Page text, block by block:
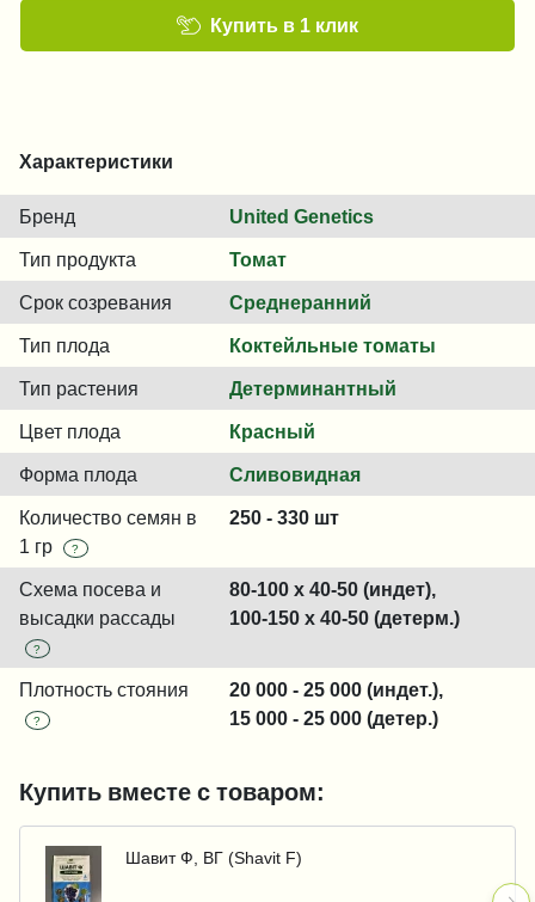
Купить в 1 клик
Характеристики
Бренд United Genetics
Тип продукта Томат
Срок созревания Среднеранний
Тип плода Коктейльные томаты
Тип растения Детерминантный
Цвет плода Красный
Форма плода Сливовидная
Количество семян в
1 гр
?
250 - 330 шт
Схема посева и
высадки рассады
?
80-100 x 40-50 (индет),
100-150 x 40-50 (детерм.)
Плотность стояния
?
20 000 - 25 000 (индет.),
15 000 - 25 000 (детер.)
Купить вместе с товаром:
Шавит Ф, ВГ (Shavit F)